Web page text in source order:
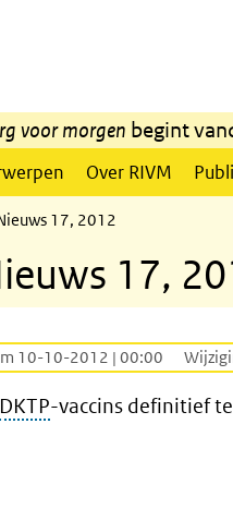
voor morgen begint
Over RIVM
17, 2012
17,
10-10-2012 | 00:00
DKTP-vaccins definitief